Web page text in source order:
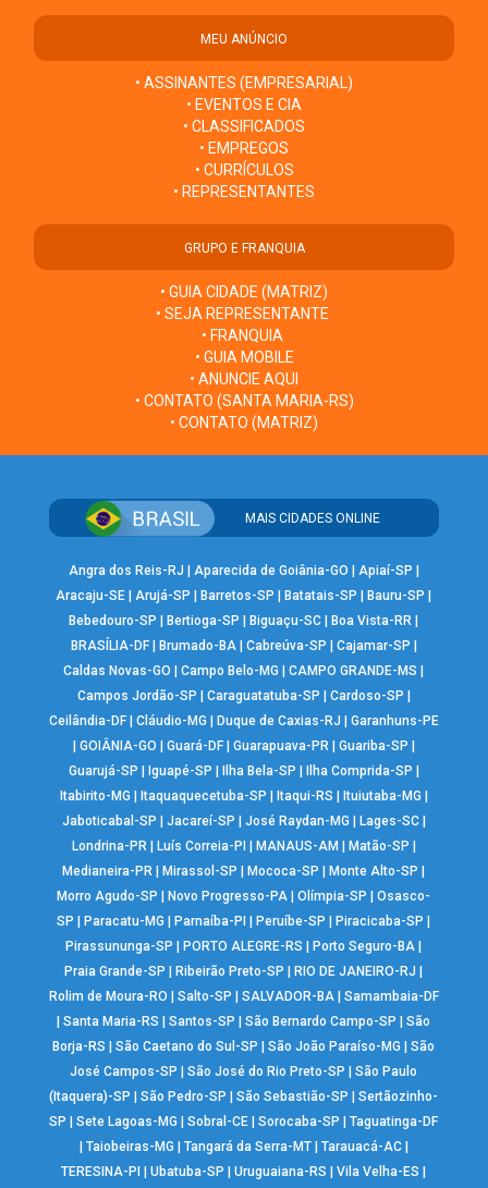
MEU ANÚNCIO
• ASSINANTES (EMPRESARIAL)
• EVENTOS E CIA
• CLASSIFICADOS
• EMPREGOS
• CURRÍCULOS
• REPRESENTANTES
GRUPO E FRANQUIA
• GUIA CIDADE (MATRIZ)
• SEJA REPRESENTANTE
• FRANQUIA
• GUIA MOBILE
• ANUNCIE AQUI
• CONTATO (SANTA MARIA-RS)
• CONTATO (MATRIZ)
MAIS CIDADES ONLINE
Angra dos Reis-RJ Aparecida de Goiânia-GO Apiaí-SP
Aracaju-SE |Arujá-SP Barretos-SP Batatais-SP Bauru-SP
Bebedouro-SP
Bertioga-SP Biguaçu-SC Boa Vista-RR
BRASÍLIA-DF| Brumado-BA| Cabreúva-SP Cajamar-SP
Caldas Novas-GO
|Campo Belo-MG |CAMPO GRANDE-MS
Campos Jordão-SP
Caraguatatuba-SP Cardoso-SP
Ceilândia-DF| Cláudio-MG Duque de Caxias-RJ
Garanhuns-PE
GOIÂNIA-GO Guará-DF| Guarapuava-PR| Guariba-SP
Guarujá-SP
Iguapé-SP Ilha Bela-SP Ilha Comprida-SP
Itabirito-MG
Itaquaquecetuba-SP Itaqui-RS Ituiutaba-MG
Jaboticabal-SP
Jacareí-SP José Raydan-MG Lages-SC|
Londrina-PR| Luís Correia-PI MANAUS-AM Matão-SP
Medianeira-PR
Mirassol-SP Mococa-SP Monte Alto-SP
Morro Agudo-SP
Novo Progresso-PA |Olímpia-SP |Osasco-
SP
Paracatu-MG Parnaíba-PI Peruíbe-SP Piracicaba-SP
Pirassununga-SP
PORTO ALEGRE-RS Porto Seguro-BA
Praia Grande-SP
Ribeirão Preto-SP RIO DE JANEIRO-RJ
Rolim de Moura-RO
Salto-SP SALVADOR-BA| Samambaia-DF
|Santa Maria-RS |Santos-SP |São Bernardo Campo-SP |São
Borja-RS
|São Caetano do Sul-SP |São João Paraíso-MG |São
José Campos-SP
|São José do Rio Preto-SP |São Paulo
(Itaquera)-SP
|São Pedro-SP |São Sebastião-SP |Sertãozinho-
SP
|Sete Lagoas-MG |Sobral-CE |Sorocaba-SP |Taguatinga-DF
Taiobeiras-MG Tangará da Serra-MT| Tarauacá-AC|
TERESINA-PI
|Ubatuba-SP |Uruguaiana-RS |Vila Velha-ES